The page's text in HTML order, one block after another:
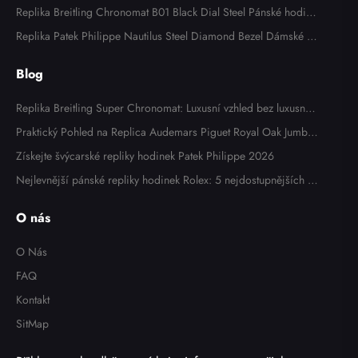
nikem a lunetou panskych hodinek 116613
Replika Breitling Chronomat B01 Black Dial Steel Pánské hodink
y AB0134
Replika Patek Philippe Nautilus Steel Diamond Bezel Dámské h
Blog
Replika Breitling Super Chronomat: Luxusní vzhled bez luxusní c
eny
Praktický Pohled na Replica Audemars Piguet Royal Oak Jumbo
Extra Thin 15202OR: Zkušenosti Majitele
Získejte švýcarské repliky hodinek Patek Philippe 2026
Nejlevnější pánské repliky hodinek Rolex: 5 nejdostupnějších m
O nás
O Nás
FAQ
Kontakt
SitMap